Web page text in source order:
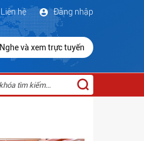
Đăng nhập
Liên hệ
Nghe và xem trực tuyến